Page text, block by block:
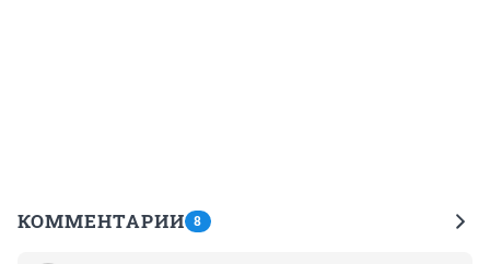
КОММЕНТАРИИ 8